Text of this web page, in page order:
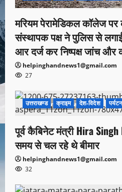
मरियम पेरामेडिकल कॉलेज
संस्थापक पक्ष ने पुलिस से
आर दर्ज कर निष्पक्ष जांच और
helpinghandnews1@gmail.com
27
1 minute read
उत्तराखण्ड क्राइम देश-विदेश
पूर्व कैबिनेट मंत्री Hira
समय से चल रहे थे बीमार
helpinghandnews1@gmail.com
32